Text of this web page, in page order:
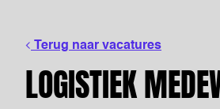
Terug naar vacatures
LOGISTIEK